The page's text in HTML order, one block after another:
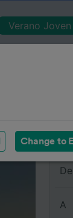
Verano
De
A
Change to